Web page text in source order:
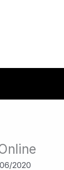
2020